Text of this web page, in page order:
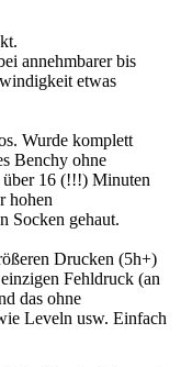
annehmbarer bis
etwas
Wurde komplett
Benchy ohne
16 (!!!) Minuten
hohen
Socken gehaut.
Drucken (5h+)
Fehldruck (an
das ohne
Leveln usw. Einfach